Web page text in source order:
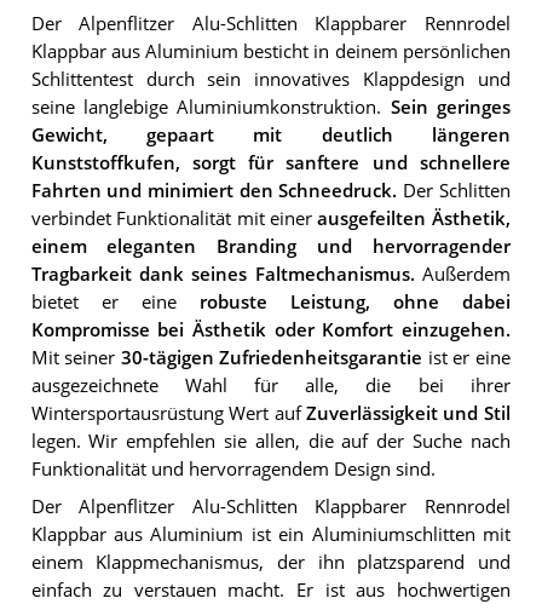
Der Alpenflitzer Alu-Schlitten Klappbarer Rennrodel
Klappbar aus Aluminium besticht in deinem persönlichen
Schlittentest durch sein innovatives Klappdesign und
seine langlebige Aluminiumkonstruktion. Sein geringes
Gewicht, gepaart mit deutlich längeren
Kunststoffkufen, sorgt für sanftere und schnellere
Fahrten und minimiert den Schneedruck. Der Schlitten
verbindet Funktionalität mit einerausgefeilten Ästhetik,
einem eleganten Branding und hervorragender
Tragbarkeit dank seines Faltmechanismus. Außerdem
bietet er eine robuste Leistung, ohne dabei
Kompromisse bei Ästhetik oder Komfort einzugehen.
Mit seiner 30-tägigen Zufriedenheitsgarantie ist er eine
ausgezeichnete Wahl für alle, die bei ihrer
Wintersportausrüstung Wert aufZuverlässigkeit und Stil
legen. Wir empfehlen sie allen, die auf der Suche nach
Funktionalität und hervorragendem Design sind.
Der Alpenflitzer Alu-Schlitten Klappbarer Rennrodel
Klappbar aus Aluminium ist ein Aluminiumschlitten mit
einem Klappmechanismus, der ihn platzsparend und
einfach zu verstauen macht. Er ist aus hochwertigen